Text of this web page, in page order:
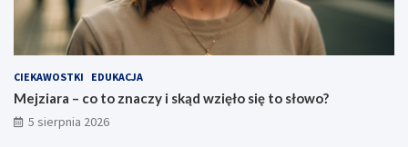
o
o
w
i
e
d
CIEKAWOSTKI EDUKACJA
Mejziara – co to znaczy i skąd wzięło się to słowo?
5 sierpnia 2026